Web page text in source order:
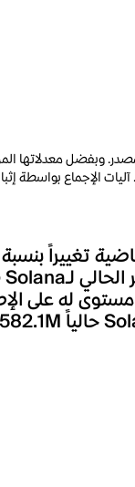
معدلاتها
الإجماع